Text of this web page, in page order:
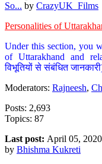
So... by CrazyUK_Films
Personalities of
Under this section, you
of Uttarakhand and
विभूतियों से संबंधित
Moderators: Rajneesh,
Posts: 2,693
Topics: 87
Last post: April 05,
by Bhishma Kukreti